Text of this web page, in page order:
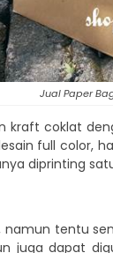
Jual Paper
kraft coklat
full color,
diprinting
tentu
juga dapat